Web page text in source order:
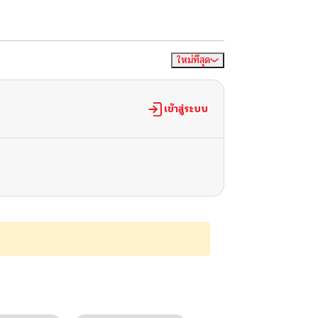
ใหม่ที่สุด
เข้าสู่ระบบ